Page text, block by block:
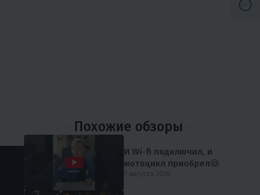
Похожие обзоры
И Wi-fi подключил, и
мотоцикл приобрел😅
7 августа 2026